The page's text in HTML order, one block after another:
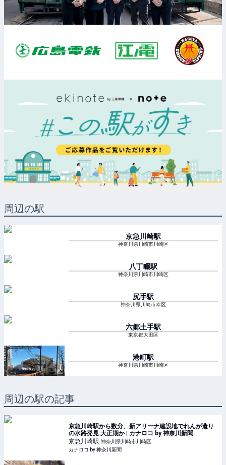
周辺の駅
京急川崎駅
神奈川県川崎市川崎区
八丁畷駅
神奈川県川崎市川崎区
尻手駅
神奈川県川崎市幸区
六郷土手駅
東京都大田区
港町駅
神奈川県川崎市川崎区
周辺の駅の記事
京急川崎駅から数分、新アリーナ建設地でれんが造り
の水路発見 大正期か | カナロコ by 神奈川新聞
京急川崎駅 神奈川県川崎市川崎区
カナロコ by 神奈川新聞